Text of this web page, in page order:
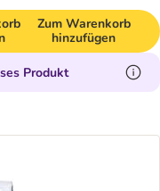
Zum Warenkorb
hinzufügen
Produkt